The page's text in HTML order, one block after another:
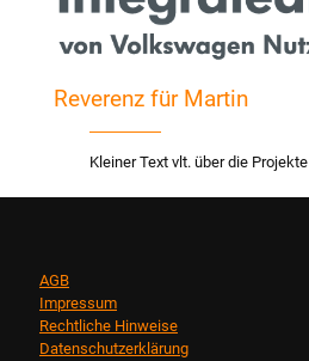
Reverenz für Martin
Kleiner Text vlt. über die Projekte
AGB
Impressum
Rechtliche Hinweise
Datenschutzerklärung